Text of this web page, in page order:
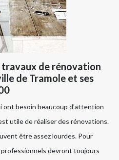
de rénovation
de Tramole et ses
ont besoin beaucoup d'attention
utile de réaliser des rénovations.
être assez lourdes. Pour
devront toujours